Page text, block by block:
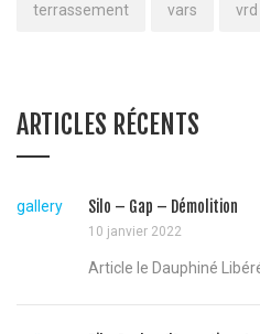
terrassement vars vrd
ARTICLES RÉCENTS
gallery Silo – Gap – Démolition
10 janvier 2022
Article le Dauphiné